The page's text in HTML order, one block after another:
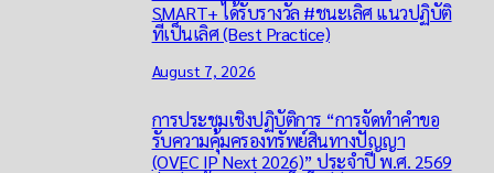
SMART+ ได้รับรางวัล #ชนะเลิศ แนวปฏิบัติ
ที่เป็นเลิศ (Best Practice)
August 7, 2026
การประชุมเชิงปฏิบัติการ “การจัดทำคำขอ
รับความคุ้มครองทรัพย์สินทางปัญญา
(OVEC IP Next 2026)” ประจำปี พ.ศ. 2569